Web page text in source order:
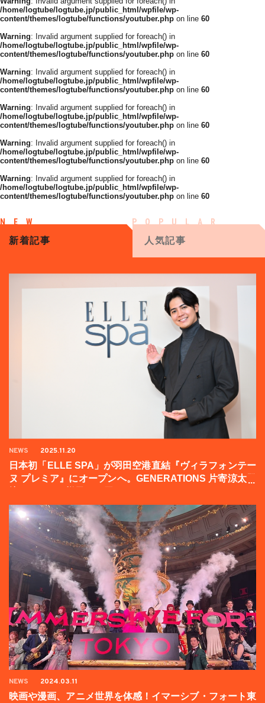
/home/logtube/logtube.jp/public_html/wpfile/wp-
content/themes/logtube/functions/youtuber.php on line 60
Warning: Invalid argument supplied for foreach() in
/home/logtube/logtube.jp/public_html/wpfile/wp-
content/themes/logtube/functions/youtuber.php on line 60
Warning: Invalid argument supplied for foreach() in
/home/logtube/logtube.jp/public_html/wpfile/wp-
content/themes/logtube/functions/youtuber.php on line 60
Warning: Invalid argument supplied for foreach() in
/home/logtube/logtube.jp/public_html/wpfile/wp-
content/themes/logtube/functions/youtuber.php on line 60
Warning: Invalid argument supplied for foreach() in
/home/logtube/logtube.jp/public_html/wpfile/wp-
content/themes/logtube/functions/youtuber.php on line 60
Warning: Invalid argument supplied for foreach() in
/home/logtube/logtube.jp/public_html/wpfile/wp-
content/themes/logtube/functions/youtuber.php on line 60
新着記事 人気記事
NEWS 2025.11.20
日本初「ELLE SPA」が羽田空港直結『ヴィラフォンテー
ヌ プレミア』にオープンへ。GENERATIONS 片寄涼太登
NEWS 2024.03.11
映画や漫画、アニメ世界を体感！イマーシブ・フォート東